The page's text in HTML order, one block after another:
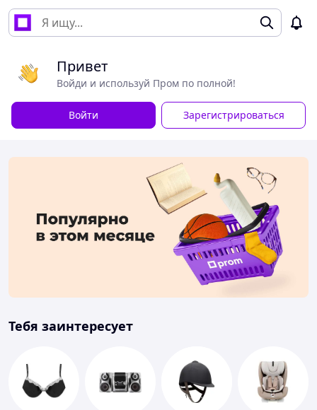
Привет
Войди и используй Пром по полной!
Войти Зарегистрироваться
Тебя заинтересует